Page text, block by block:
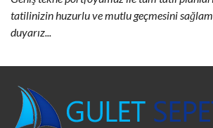
tatilinizin huzurlu ve mutlu geçmesini
duyarız...